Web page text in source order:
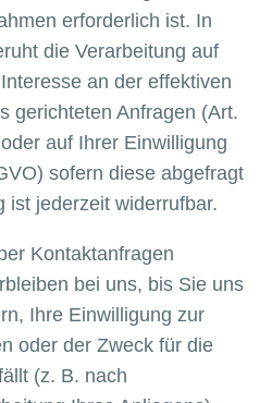
erforderlich ist. In
die Verarbeitung auf
an der effektiven
gerichteten Anfragen (Art.
auf Ihrer Einwilligung
sofern diese abgefragt
ist jederzeit widerrufbar.
Kontaktanfragen
bei uns, bis Sie uns
Ihre Einwilligung zur
oder der Zweck für die
(z. B. nach